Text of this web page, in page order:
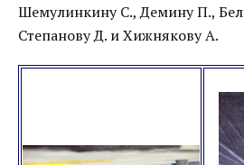
Шемулинкину С., Демину П.,
Степанову Д. и Хижнякову А.